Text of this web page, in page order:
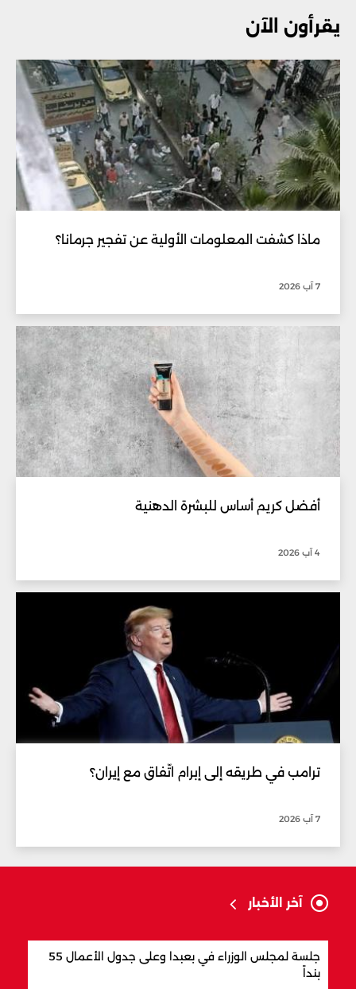
يقرأون الآن
ماذا كشفت المعلومات الأولية عن تفجير جرمانا؟
7 آب 2026
أفضل كريم أساس للبشرة الدهنية
4 آب 2026
ترامب في طريقه إلى إبرام اتّفاق مع إيران؟
7 آب 2026
آخر الأخبار
جلسة لمجلس الوزراء في بعبدا وعلى جدول الأعمال 55
بنداً